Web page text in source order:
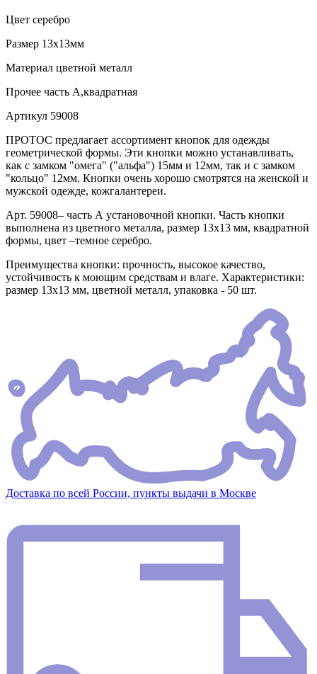
Цвет серебро
Размер 13х13мм
Материал цветной металл
Прочее часть А,квадратная
Артикул 59008
ПРОТОС предлагает ассортимент кнопок для одежды
геометрической формы. Эти кнопки можно устанавливать,
как с замком "омега" ("альфа") 15мм и 12мм, так и с замком
"кольцо" 12мм. Кнопки очень хорошо смотрятся на женской и
мужской одежде, кожгалантереи.
Арт. 59008– часть А установочной кнопки. Часть кнопки
выполнена из цветного металла, размер 13х13 мм, квадратной
формы, цвет –темное серебро.
Преимущества кнопки: прочность, высокое качество,
устойчивость к моющим средствам и влаге. Характеристики:
размер 13х13 мм, цветной металл, упаковка - 50 шт.
Доставка по всей России, пункты выдачи в Москве